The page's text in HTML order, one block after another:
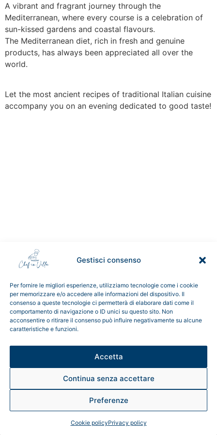
Gestisci consenso
Per fornire le migliori esperienze, utilizziamo tecnologie come i cookie
per memorizzare e/o accedere alle informazioni del dispositivo. Il
consenso a queste tecnologie ci permetterà di elaborare dati come il
comportamento di navigazione o ID unici su questo sito. Non
acconsentire o ritirare il consenso può influire negativamente su alcune
caratteristiche e funzioni.
Accetta
Continua senza accettare
Preferenze
Cookie policyPrivacy policy
Skip
to
content
A vibrant and fragrant journey through the
Mediterranean, where every course is a celebration of
sun-kissed gardens and coastal flavours.
The Mediterranean diet, rich in fresh and genuine
products, has always been appreciated all over the
world.
Let the most ancient recipes of traditional Italian cuisine
accompany you on an evening dedicated to good taste!